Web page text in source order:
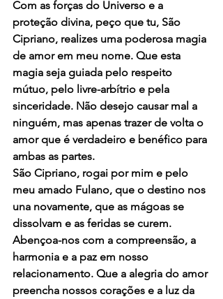
Com as forças do Universo e a
proteção divina, peço que tu, São
Cipriano, realizes uma poderosa magia
de amor em meu nome. Que esta
magia seja guiada pelo respeito
mútuo, pelo livre-arbítrio e pela
sinceridade. Não desejo causar mal a
ninguém, mas apenas trazer de volta o
amor que é verdadeiro e benéfico para
ambas as partes.
São Cipriano, rogai por mim e pelo
meu amado Fulano, que o destino nos
una novamente, que as mágoas se
dissolvam e as feridas se curem.
Abençoa-nos com a compreensão, a
harmonia e a paz em nosso
relacionamento. Que a alegria do amor
preencha nossos corações e a luz da